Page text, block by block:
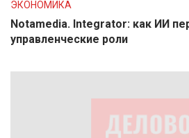
ЭКОНОМИКА
Notamedia. Integrator: как ИИ
управленческие роли